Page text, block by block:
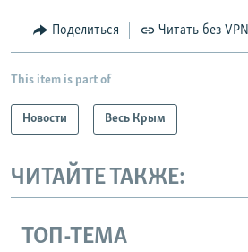
Поделиться Читать без VPN
This item is part of
Новости Весь Крым
ЧИТАЙТЕ ТАКЖЕ:
ТОП-ТЕМА